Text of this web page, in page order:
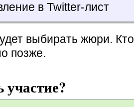
в Twitter-лист
выбирать жюри.
позже.